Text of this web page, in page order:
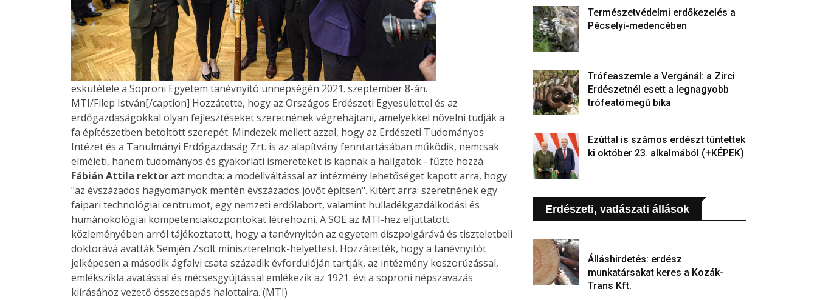
eskütétele a Soproni Egyetem tanévnyitó ünnepségén 2021. szeptember 8-án.
MTI/Filep István[/caption] Hozzátette, hogy az Országos Erdészeti Egyesülettel és az
erdőgazdaságokkal olyan fejlesztéseket szeretnének végrehajtani, amelyekkel növelni tudják a
fa építészetben betöltött szerepét. Mindezek mellett azzal, hogy az Erdészeti Tudományos
Intézet és a Tanulmányi Erdőgazdaság Zrt. is az alapítvány fenntartásában működik, nemcsak
elméleti, hanem tudományos és gyakorlati ismereteket is kapnak a hallgatók - fűzte hozzá.
Fábián Attila rektorazt mondta: a modellváltással az intézmény lehetőséget kapott arra, hogy
"az évszázados hagyományok mentén évszázados jövőt építsen". Kitért arra: szeretnének egy
faipari technológiai centrumot, egy nemzeti erdőlabort, valamint hulladékgazdálkodási és
humánökológiai kompetenciaközpontokat létrehozni. A SOE az MTI-hez eljuttatott
közleményében arról tájékoztatott, hogy a tanévnyitón az egyetem díszpolgárává és tiszteletbeli
doktorává avatták Semjén Zsolt miniszterelnök-helyettest. Hozzátették, hogy a tanévnyitót
jelképesen a második ágfalvi csata századik évfordulóján tartják, az intézmény koszorúzással,
emlékszikla avatással és mécsesgyújtással emlékezik az 1921. évi a soproni népszavazás
kiírásához vezető összecsapás halottaira. (MTI)
Természetvédelmi erdőkezelés a
Pécselyi-medencében
Trófeaszemle a Vergánál: a Zirci
Erdészetnél esett a legnagyobb
trófeatömegű bika
Ezúttal is számos erdészt tüntettek
ki október 23. alkalmából (+KÉPEK)
Erdészeti, vadászati állások
Álláshirdetés: erdész
munkatársakat keres a Kozák-
Trans Kft.